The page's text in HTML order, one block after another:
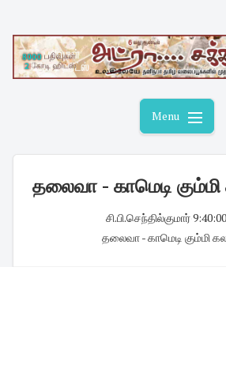
content
Menu
தலைவா - காமெடி
சி.பி.செந்தில்குமார்
தலைவா - காமெடி கும்மி